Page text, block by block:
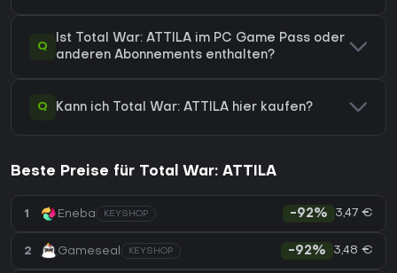
Q
Ist Total War: ATTILA im PC Game Pass oder
anderen Abonnements enthalten?
Q Kann ich Total War: ATTILA hier kaufen?
Beste Preise für Total War: ATTILA
1 Eneba KEYSHOP -92% 3,47 €
2 Gameseal KEYSHOP -92% 3,48 €